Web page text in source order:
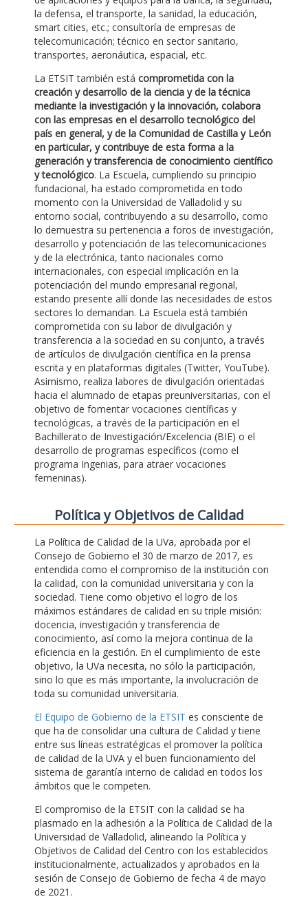
la defensa, el transporte, la sanidad, la educación,
smart cities, etc.; consultoría de empresas de
telecomunicación; técnico en sector sanitario,
transportes, aeronáutica, espacial, etc.
La ETSIT también está comprometida con la
creación y desarrollo de la ciencia y de la técnica
mediante la investigación y la innovación, colabora
con las empresas en el desarrollo tecnológico del
país en general, y de la Comunidad de Castilla y León
en particular, y contribuye de esta forma a la
generación y transferencia de conocimiento científico
y tecnológico. La Escuela, cumpliendo su principio
fundacional, ha estado comprometida en todo
momento con la Universidad de Valladolid y su
entorno social, contribuyendo a su desarrollo, como
lo demuestra su pertenencia a foros de investigación,
desarrollo y potenciación de las telecomunicaciones
y de la electrónica, tanto nacionales como
internacionales, con especial implicación en la
potenciación del mundo empresarial regional,
estando presente allí donde las necesidades de estos
sectores lo demandan. La Escuela está también
comprometida con su labor de divulgación y
transferencia a la sociedad en su conjunto, a través
de artículos de divulgación científica en la prensa
escrita y en plataformas digitales (Twitter, YouTube).
Asimismo, realiza labores de divulgación orientadas
hacia el alumnado de etapas preuniversitarias, con el
objetivo de fomentar vocaciones científicas y
tecnológicas, a través de la participación en el
Bachillerato de Investigación/Excelencia (BIE) o el
desarrollo de programas específicos (como el
programa Ingenias, para atraer vocaciones
femeninas).
Polí­tica y Objetivos de Calidad
La Política de Calidad de la UVa, aprobada por el
Consejo de Gobierno el 30 de marzo de 2017, es
entendida como el compromiso de la institución con
la calidad, con la comunidad universitaria y con la
sociedad. Tiene como objetivo el logro de los
máximos estándares de calidad en su triple misión:
docencia, investigación y transferencia de
conocimiento, así como la mejora continua de la
eficiencia en la gestión. En el cumplimiento de este
objetivo, la UVa necesita, no sólo la participación,
sino lo que es más importante, la involucración de
toda su comunidad universitaria.
El Equipo de Gobierno de la ETSIT es consciente de
que ha de consolidar una cultura de Calidad y tiene
entre sus líneas estratégicas el promover la política
de calidad de la UVA y el buen funcionamiento del
sistema de garantía interno de calidad en todos los
ámbitos que le competen.
El compromiso de la ETSIT con la calidad se ha
plasmado en la adhesión a la Política de Calidad de la
Universidad de Valladolid, alineando la Política y
Objetivos de Calidad del Centro con los establecidos
institucionalmente, actualizados y aprobados en la
sesión de Consejo de Gobierno de fecha 4 de mayo
de 2021.